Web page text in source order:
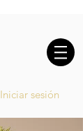
Iniciar sesión